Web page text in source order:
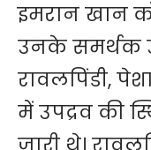
इमरान खान
उनके समर्थक
रावलपिंडी,
में उपद्रव की